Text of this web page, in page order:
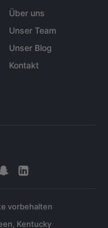
Über uns
Unser Team
Unser Blog
Kontakt
vorbehalten